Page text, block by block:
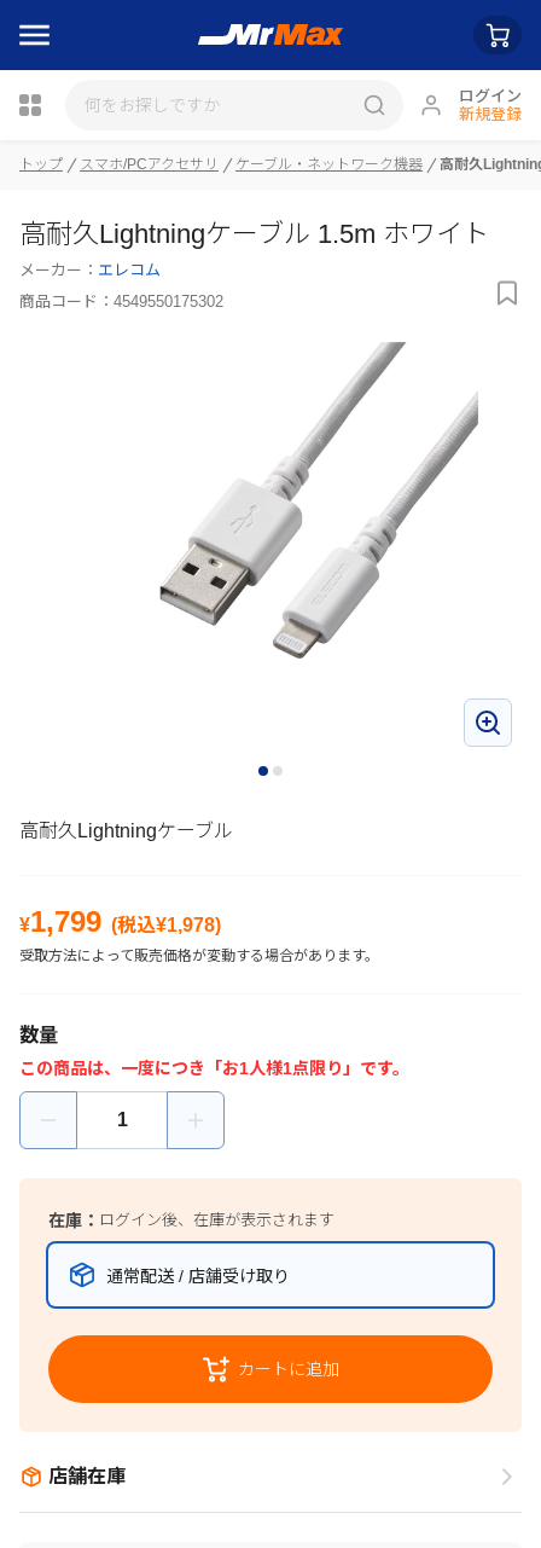
ログイン
新規登録
トップ スマホ/PCアクセサリ ケーブル・ネットワーク機器 高耐久
高耐久Lightningケーブル 1.5m ホワイト
メーカー： エレコム
商品コード： 4549550175302
高耐久Lightningケーブル
¥1,799 (税込¥1,978)
受取方法によって販売価格が変動する場合があります。
数量
この商品は、一度につき「お1人様1点限り」です。
在庫： ログイン後、在庫が表示されます
通常配送 / 店舗受け取り
カートに追加
店舗在庫